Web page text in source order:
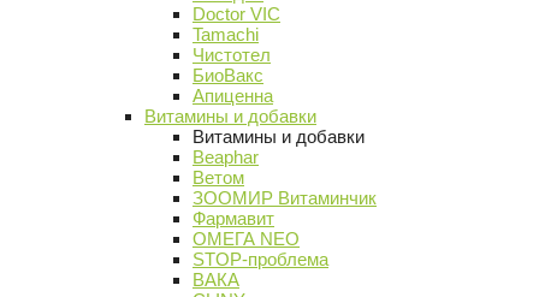
Doctor VIC
Tamachi
Чистотел
БиоВакс
Апиценна
Витамины и добавки
Витамины и добавки
Beaphar
Ветом
ЗООМИР Витаминчик
Фармавит
ОМЕГА NEO
STOP-проблема
ВАКА